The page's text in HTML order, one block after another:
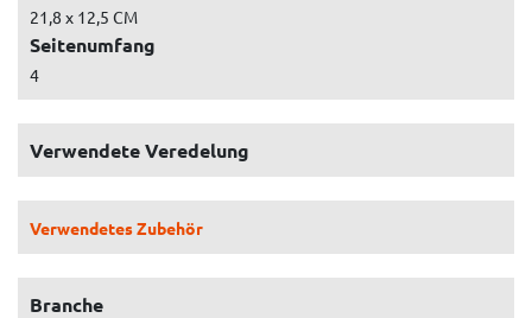
21,8 x 12,5 CM
Seitenumfang
4
Verwendete Veredelung
Verwendetes Zubehör
Branche